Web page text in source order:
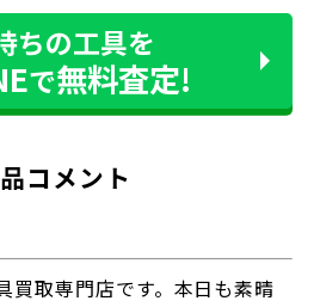
ちの工具を
で無料査定!
コメント
買取専門店です。本日も素晴